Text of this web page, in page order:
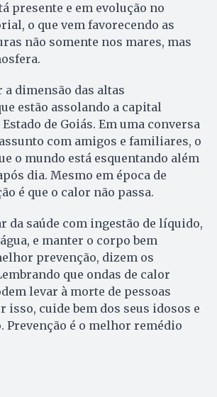
presente e em evolução no
o que vem favorecendo as
não somente nos mares, mas
a dimensão das altas
estão assolando a capital
de Goiás. Em uma conversa
com amigos e familiares, o
o mundo está esquentando além
dia. Mesmo em época de
é que o calor não passa.
da saúde com ingestão de líquido,
e manter o corpo bem
prevenção, dizem os
que ondas de calor
levar à morte de pessoas
isso, cuide bem dos seus idosos e
Prevenção é o melhor remédio